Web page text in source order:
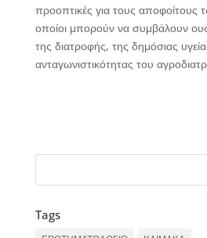
προοπτικές για τους αποφοίτους
οποίοι μπορούν να συμβάλουν
της διατροφής, της δημόσιας
ανταγωνιστικότητας του
Tags